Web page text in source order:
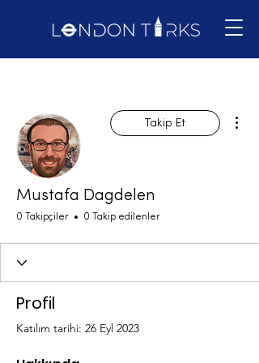
Takip Et
Mustafa Dagdelen
0 Takipçiler 0 Takip edilenler
Profil
Katılım tarihi: 26 Eyl 2023